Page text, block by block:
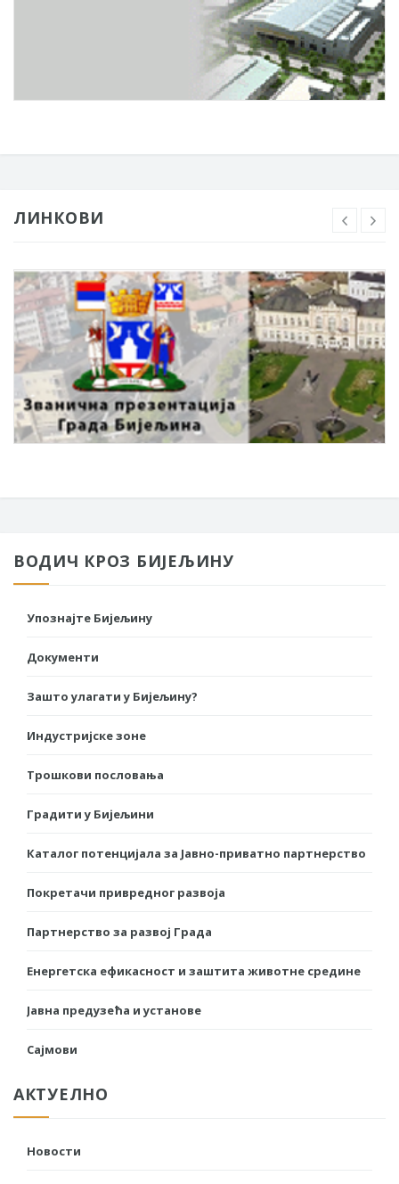
ЛИНКОВИ
ВОДИЧ КРОЗ БИЈЕЉИНУ
Упознајте Бијељину
Документи
Зашто улагати у Бијељину?
Индустријске зоне
Трошкови пословања
Градити у Бијељини
Каталог потенцијала за Јавно-приватно партнерство
Покретачи привредног развоја
Партнерство за развој Града
Енергетска ефикасност и заштита животне средине
Јавна предузећа и установе
Сајмови
АКТУЕЛНО
Новости